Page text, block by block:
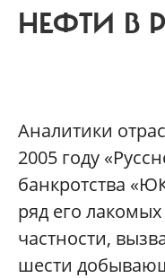
НЕФТИ В
Аналитики
2005 году
банкротства
ряд его
частности,
шести